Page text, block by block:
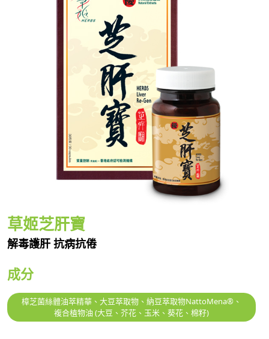
草姬芝肝寶
解毒護肝 抗病抗倦
成分
樟芝菌絲體油萃精華、大豆萃取物、納豆萃取物NattoMena®、
複合植物油 (大豆、芥花、玉米、葵花、棉籽)